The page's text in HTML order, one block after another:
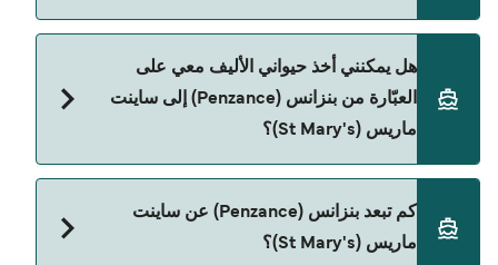
حالياً لا يُسمح للسيارات بالركوب على العبّارة من بنزانس
هل يمكنني أخذ حيواني الأليف معي على
العبّارة من بنزانس (Penzance) إلى ساينت
ماريس (St Mary's)؟
إلى جواز سفر للحيوان. يرجى مراجعة تعليمات شركات
العبّارات بخصوص الحيوانات. حالياً يمكنك أخذ حيواناتك
كم تبعد بنزانس (Penzance) عن ساينت
ماريس (St Mary's)؟